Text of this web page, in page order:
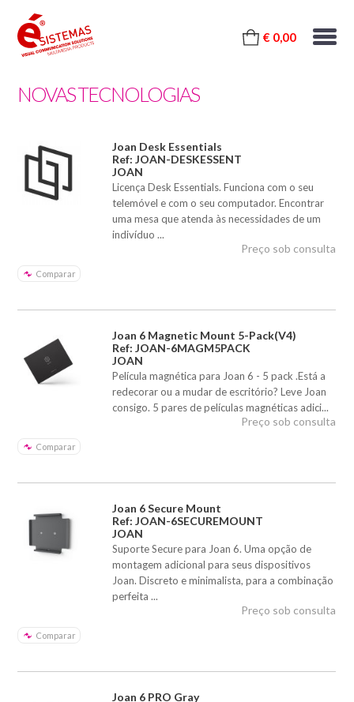
€ 0,00
NOVAS TECNOLOGIAS
Joan Desk Essentials
Ref: JOAN-DESKESSENT
JOAN
Licença Desk Essentials. Funciona com o seu
telemóvel e com o seu computador. Encontrar
uma mesa que atenda às necessidades de um
indivíduo ...
Comparar
Preço sob consulta
Joan 6 Magnetic Mount 5-Pack(V4)
Ref: JOAN-6MAGM5PACK
JOAN
Película magnética para Joan 6 - 5 pack .Está a
redecorar ou a mudar de escritório? Leve Joan
consigo. 5 pares de películas magnéticas adici...
Comparar
Preço sob consulta
Joan 6 Secure Mount
Ref: JOAN-6SECUREMOUNT
JOAN
Suporte Secure para Joan 6. Uma opção de
montagem adicional para seus dispositivos
Joan. Discreto e minimalista, para a combinação
perfeita ...
Comparar
Preço sob consulta
Joan 6 PRO Gray